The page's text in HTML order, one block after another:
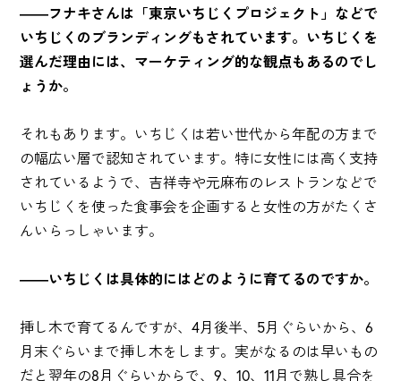
――フナキさんは「東京いちじくプロジェクト」などで
いちじくのブランディングもされています。いちじくを
選んだ理由には、マーケティング的な観点もあるのでし
ょうか。
それもあります。いちじくは若い世代から年配の方まで
の幅広い層で認知されています。特に女性には高く支持
されているようで、吉祥寺や元麻布のレストランなどで
いちじくを使った食事会を企画すると女性の方がたくさ
んいらっしゃいます。
――いちじくは具体的にはどのように育てるのですか。
挿し木で育てるんですが、4月後半、5月ぐらいから、6
月末ぐらいまで挿し木をします。実がなるのは早いもの
だと翌年の8月ぐらいからで、9、10、11月で熟し具合を